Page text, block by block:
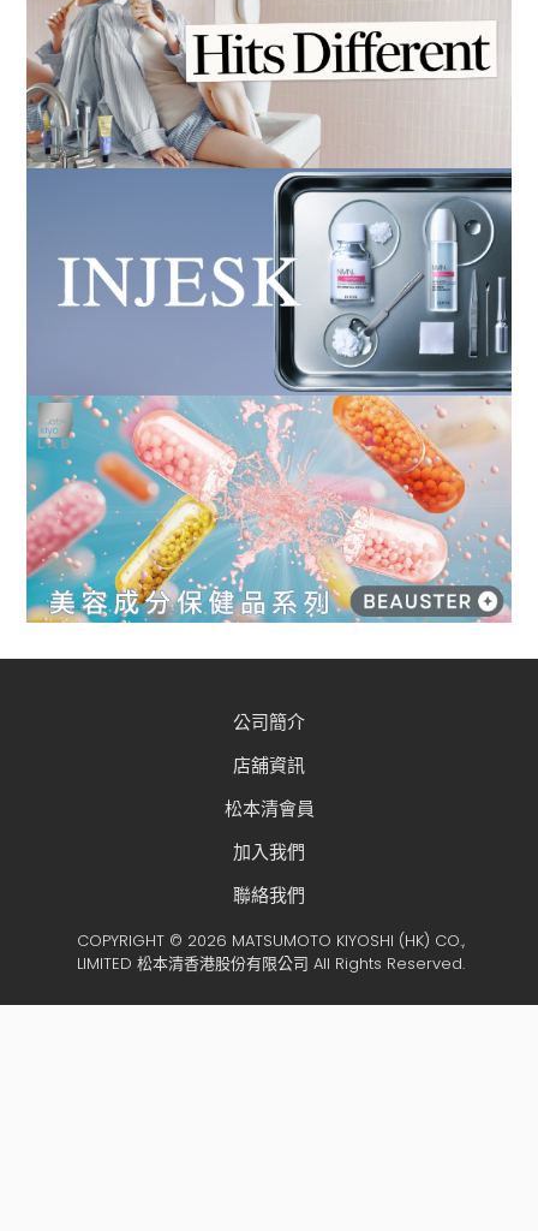
公司簡介
店舖資訊
松本清會員
加入我們
聯絡我們
COPYRIGHT © 2026 MATSUMOTO KIYOSHI (HK) CO.,
LIMITED 松本清香港股份有限公司 All Rights Reserved.